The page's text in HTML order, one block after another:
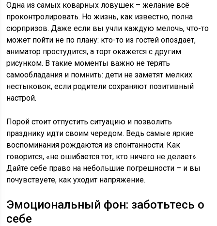
Одна из самых коварных ловушек – желание всё
проконтролировать. Но жизнь, как известно, полна
сюрпризов. Даже если вы учли каждую мелочь, что-то
может пойти не по плану: кто-то из гостей опоздает,
аниматор простудится, а торт окажется с другим
рисунком. В такие моменты важно не терять
самообладания и помнить: дети не заметят мелких
нестыковок, если родители сохраняют позитивный
настрой.
Порой стоит отпустить ситуацию и позволить
празднику идти своим чередом. Ведь самые яркие
воспоминания рождаются из спонтанности. Как
говорится, «не ошибается тот, кто ничего не делает».
Дайте себе право на небольшие погрешности – и вы
почувствуете, как уходит напряжение.
Эмоциональный фон: заботьтесь о
себе